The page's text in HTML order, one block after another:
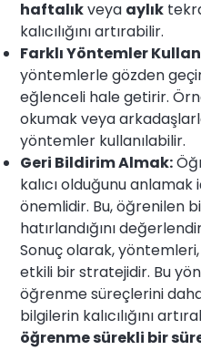
haftalıkveya aylık
kalıcılığını artırabilir.
Farklı Yöntemler
yöntemlerle gözden
eğlenceli hale getirir.
okumak veya
yöntemler kullanılabilir.
Geri Bildirim Almak:
kalıcı olduğunu
önemlidir. Bu, öğrenilen
hatırlandığını
Sonuç olarak,
etkili bir stratejidir. Bu
öğrenme süreçlerini
bilgilerin kalıcılığını
öğrenme sürekli bir